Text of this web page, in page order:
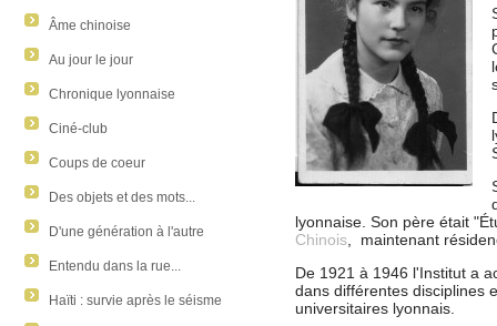
Âme chinoise
Au jour le jour
Chronique lyonnaise
Ciné-club
Coups de coeur
Des objets et des mots...
D'une génération à l'autre
Entendu dans la rue...
Haïti : survie après le séisme
lyonnaise. Son père était
Chinois , maintenant
De 1921 à 1946 l'Institut a
dans différentes disciplines
universitaires lyonnais.